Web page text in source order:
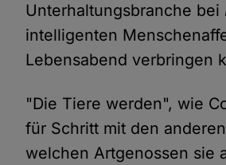
Unterhaltungsbranche bei
intelligenten
Lebensabend verbringen
"Die Tiere werden", wie
für Schritt mit den
welchen Artgenossen sie